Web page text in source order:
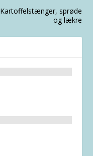
Kartoffelstænger, sprøde
og lækre